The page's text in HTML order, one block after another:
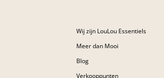
Wij zijn LouLou Essentiels
Meer dan Mooi
Blog
Verkooppunten